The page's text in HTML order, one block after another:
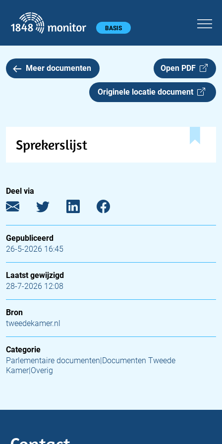
Hoofdmenu BASIS
Meer documenten Open PDF
Originele locatie document
Sprekerslijst
Deel via
Gepubliceerd
26-5-2026 16:45
Laatst gewijzigd
28-7-2026 12:08
Bron
tweedekamer.nl
Categorie
Parlementaire documenten|Documenten Tweede
Kamer|Overig